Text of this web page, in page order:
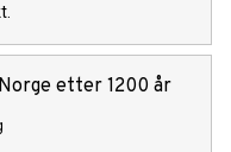
etter 1200 år